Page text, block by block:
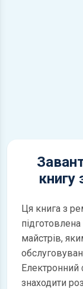
книгу
Ця книга з
майстрів,
знаходити